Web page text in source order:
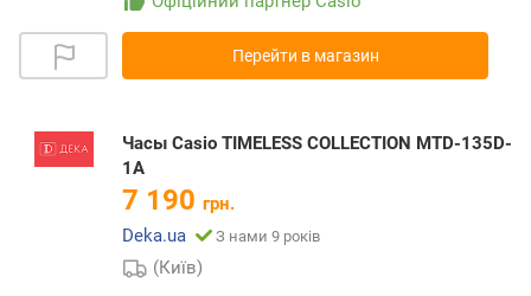
Перейти в магазин
Часы Casio TIMELESS COLLECTION MTD-135D-
1A
7 190 грн.
Deka.ua
З нами 9 років
(Київ)